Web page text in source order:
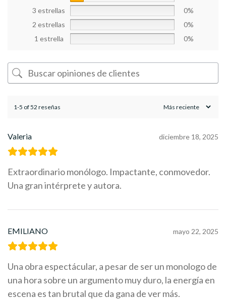
3 estrellas
0%
2 estrellas
0%
1 estrella
0%
1-5 of 52 reseñas
Valeria diciembre 18, 2025
Extraordinario monólogo. Impactante, conmovedor.
Una gran intérprete y autora.
EMILIANO mayo 22, 2025
Una obra espectácular, a pesar de ser un monologo de
una hora sobre un argumento muy duro, la energía en
escena es tan brutal que da gana de ver más.